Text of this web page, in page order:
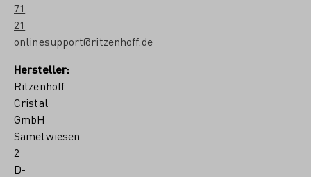
71
21
onlinesupport@ritzenhoff.de
Hersteller:
Ritzenhoff
Cristal
GmbH
Sametwiesen
2
D-